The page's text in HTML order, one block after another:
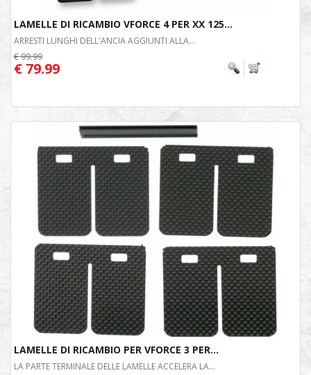
LAMELLE DI RICAMBIO VFORCE 4 PER XX 125...
ARRESTI LUNGHI DELL'ANCIA AGGIUNTI ALLA...
€ 99.99
€ 79.99
LAMELLE DI RICAMBIO PER VFORCE 3 PER...
LA PARTE TERMINALE DELLE LAMELLE ACCELERA LA...